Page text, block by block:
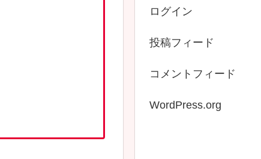
ログイン
投稿フィード
コメントフィード
WordPress.org